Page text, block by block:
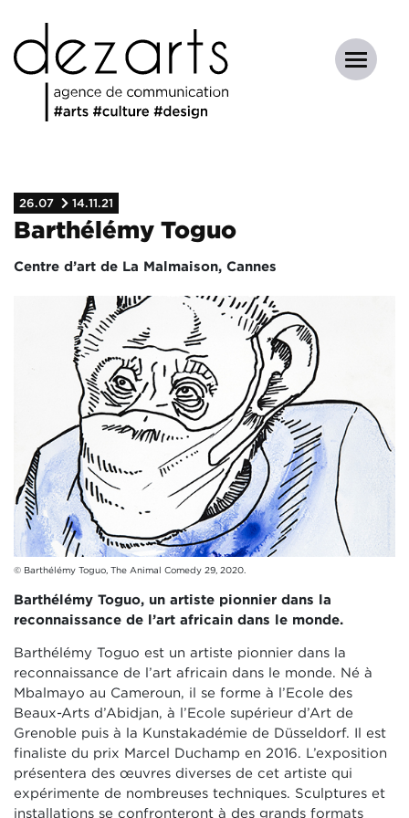
26.07 14.11.21
Barthélémy Toguo
Centre d’art de La Malmaison, Cannes
© Barthélémy Toguo, The Animal Comedy 29, 2020.
Barthélémy Toguo, un artiste pionnier dans la
reconnaissance de l’art africain dans le monde.
Barthélémy Toguo est un artiste pionnier dans la
reconnaissance de l’art africain dans le monde. Né à
Mbalmayo au Cameroun, il se forme à l’Ecole des
Beaux-Arts d’Abidjan, à l’Ecole supérieur d’Art de
Grenoble puis à la Kunstakadémie de Düsseldorf. Il est
finaliste du prix Marcel Duchamp en 2016. L’exposition
présentera des œuvres diverses de cet artiste qui
expérimente de nombreuses techniques. Sculptures et
installations se confronteront à des grands formats